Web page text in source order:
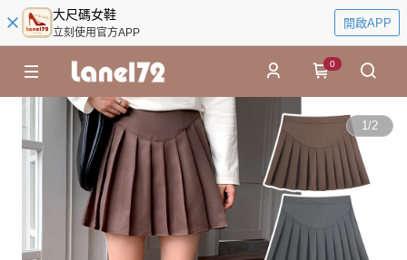
大尺碼女鞋
立刻使用官方APP
開啟APP
0
1/2